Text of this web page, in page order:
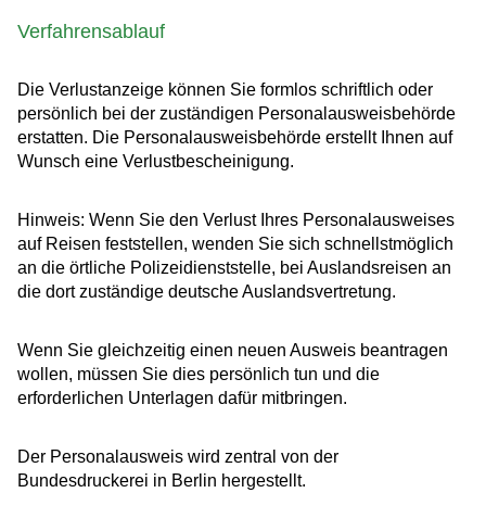
Verfahrensablauf
Die Verlustanzeige können Sie formlos schriftlich oder
persönlich bei der zuständigen Personalausweisbehörde
erstatten. Die Personalausweisbehörde erstellt Ihnen auf
Wunsch eine Verlustbescheinigung.
Hinweis: Wenn Sie den Verlust Ihres Personalausweises
auf Reisen feststellen, wenden Sie sich schnellstmöglich
an die örtliche Polizeidienststelle, bei Auslandsreisen an
die dort zuständige deutsche Auslandsvertretung.
Wenn Sie gleichzeitig einen neuen Ausweis beantragen
wollen, müssen Sie dies persönlich tun und die
erforderlichen Unterlagen dafür mitbringen.
Der Personalausweis wird zentral von der
Bundesdruckerei in Berlin hergestellt.